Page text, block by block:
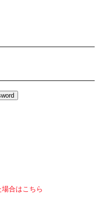
合はこちら